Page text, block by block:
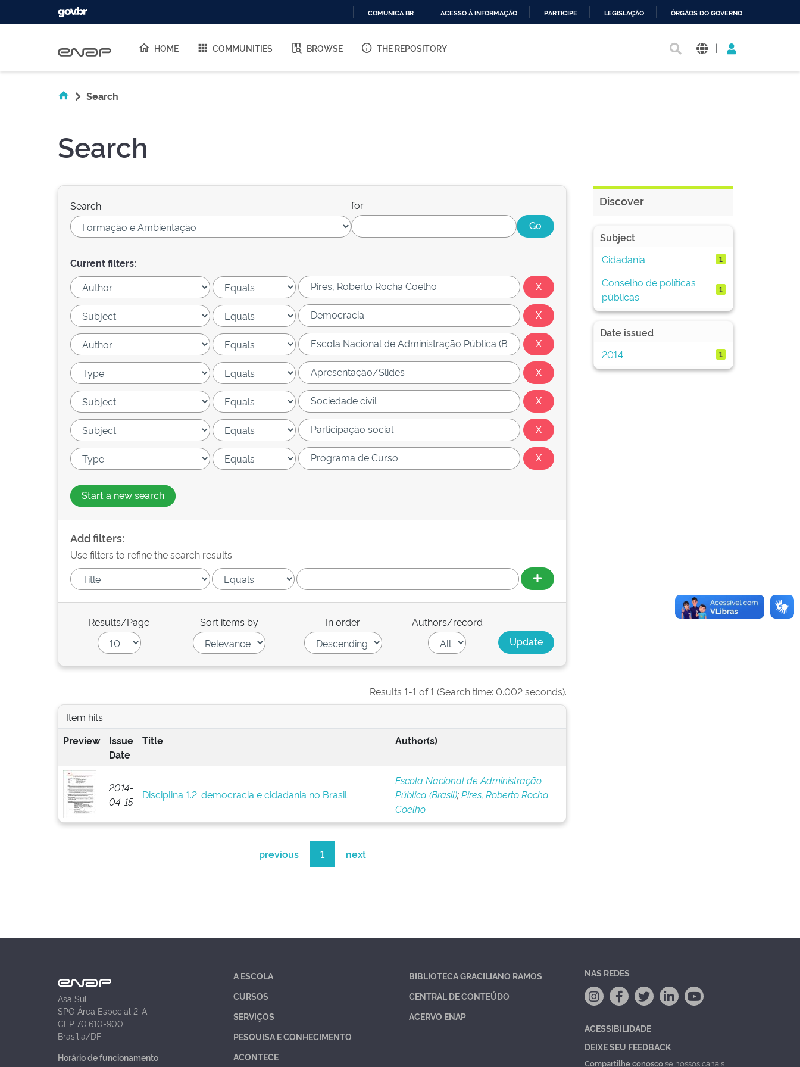
O
COMUNICA BR ACESSO À INFORMAÇÃO PARTICIPE LEGISLAÇÃO ÓRGÃOS DO GOVERNO
HOME COMMUNITIES BROWSE THE REPOSITORY |
Search
Search
Search: for
Current filters:
Start a new search
Add filters:
Use filters to refine the search results.
Results/Page Sort items by In order Authors/record
Results 1-1 of 1 (Search time: 0.002 seconds).
Item hits:
Preview
Issue
Date
Title Author(s)
2014-
04-15
Disciplina 1.2: democracia e cidadania no Brasil
Escola Nacional de Administração
Pública (Brasil);Pires, Roberto Rocha
Coelho
previous 1 next
Discover
Subject
Cidadania
1
Conselho de políticas
públicas
1
Date issued
2014
1
Asa Sul
SPO Área Especial 2-A
CEP 70.610-900
Brasília/DF
Horário de funcionamento
A ESCOLA
CURSOS
SERVIÇOS
PESQUISA E CONHECIMENTO
ACONTECE
BIBLIOTECA GRACILIANO RAMOS
CENTRAL DE CONTEÚDO
ACERVO ENAP
NAS REDES
ACESSIBILIDADE
DEIXE SEU FEEDBACK
Compartilhe conoscose nossos canais